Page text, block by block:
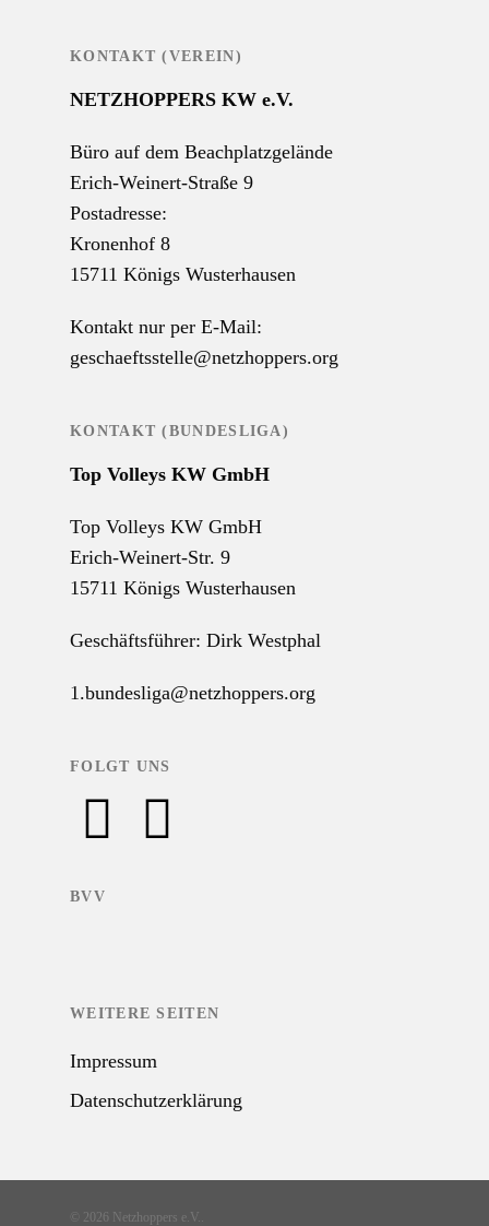
KONTAKT (VEREIN)
NETZHOPPERS KW e.V.
Büro auf dem Beachplatzgelände
Erich-Weinert-Straße 9
Postadresse:
Kronenhof 8
15711 Königs Wusterhausen
Kontakt nur per E-Mail:
geschaeftsstelle@netzhoppers.org
KONTAKT (BUNDESLIGA)
Top Volleys KW GmbH
Top Volleys KW GmbH
Erich-Weinert-Str. 9
15711 Königs Wusterhausen
Geschäftsführer: Dirk Westphal
1.bundesliga@netzhoppers.org
FOLGT UNS
BVV
WEITERE SEITEN
Impressum
Datenschutzerklärung
© 2026 Netzhoppers e.V..